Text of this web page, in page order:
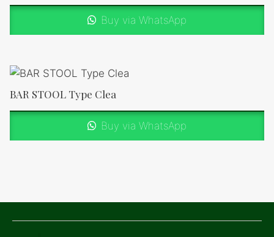
Buy via WhatsApp
BAR STOOL Type Clea
Buy via WhatsApp